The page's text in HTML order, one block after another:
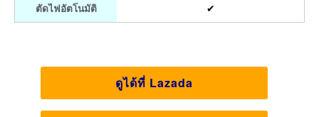
ตัดไฟอัตโนมัติ ✔
ดูได้ที่ Lazada